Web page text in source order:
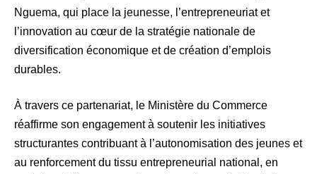
Nguema, qui place la jeunesse, l’entrepreneuriat et
l’innovation au cœur de la stratégie nationale de
diversification économique et de création d’emplois
durables.
À travers ce partenariat, le Ministère du Commerce
réaffirme son engagement à soutenir les initiatives
structurantes contribuant à l’autonomisation des jeunes et
au renforcement du tissu entrepreneurial national, en